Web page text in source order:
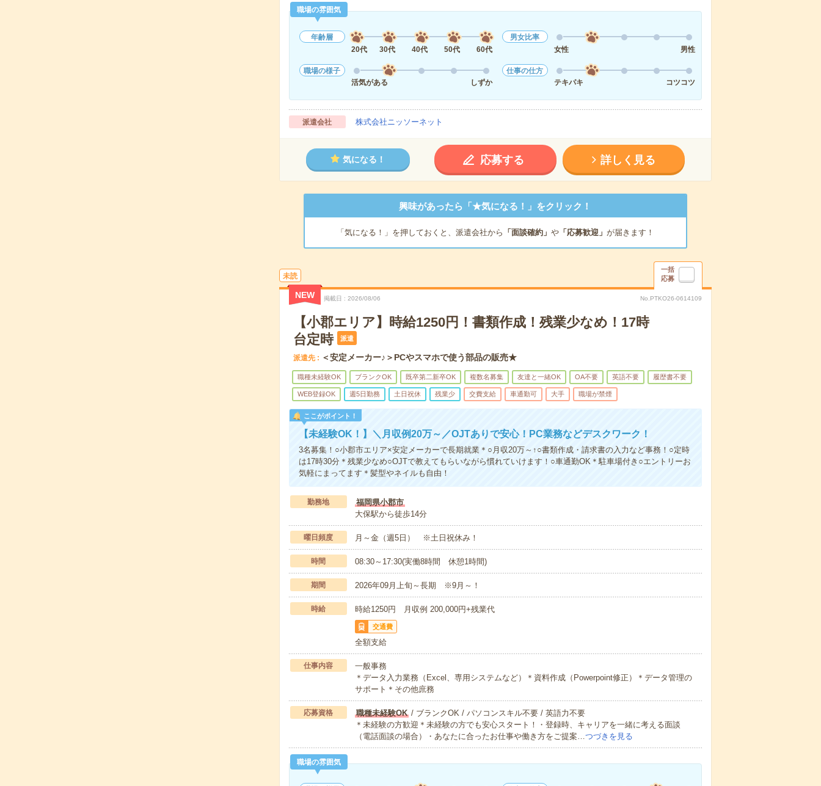
職場の雰囲気
年齢層
20代
30代 40代 50代 60代
男女比率
女性
男性
職場の様子
活気がある
しずか
仕事の仕方
テキパキ
コツコツ
派遣会社 株式会社ニッソーネット
気になる！ 応募する 詳しく見る
興味があったら「★気になる！」をクリック！
「気になる！」を押しておくと、派遣会社から 「面談確約」 や「応募歓迎」 が届きます！
未読
一括
応募
NEW 掲載日 2026/08/06 No.PTKO26-0614109
【小郡エリア】時給1250円！書類作成！残業少なめ！17時
台定時
派遣
派遣先 ＜安定メーカー♪＞PCやスマホで使う部品の販売★
職種未経験OK ブランクOK 既卒第二新卒OK 複数名募集 友達と一緒OK OA不要 英語不要 履歴書不要
WEB登録OK 週5日勤務 土日祝休 残業少 交費支給 車通勤可 大手 職場が禁煙
ここがポイント！
【未経験OK！】＼月収例20万～／OJTありで安心！PC業務などデスクワーク！
3名募集！○小郡市エリア×安定メーカーで長期就業＊○月収20万～↑○書類作成・請求書の入力など事務！○定時
は17時30分＊残業少なめ○OJTで教えてもらいながら慣れていけます！○車通勤OK＊駐車場付き○エントリーお
気軽にまってます＊髪型やネイルも自由！
勤務地
福岡県小郡市
大保駅から徒歩14分
曜日頻度 月～金（週5日） ※土日祝休み！
時間 08:30～17:30(実働8時間 休憩1時間)
期間 2026年09月上旬～長期 ※9月～！
時給 時給1250円 月収例 200,000円+残業代
交通費
全額支給
仕事内容
一般事務
＊データ入力業務（Excel、専用システムなど）＊資料作成（Powerpoint修正）＊データ管理の
サポート＊その他庶務
応募資格 職種未経験OK/ ブランクOK / パソコンスキル不要 / 英語力不要
＊未経験の方歓迎＊未経験の方でも安心スタート！・登録時、キャリアを一緒に考える面談
（電話面談の場合）・あなたに合ったお仕事や働き方をご提案…つづきを見る
職場の雰囲気